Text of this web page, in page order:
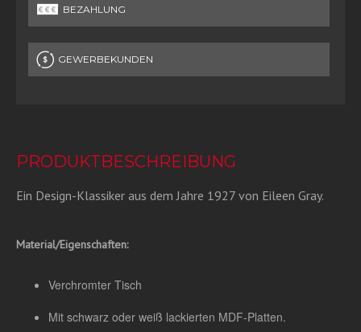
BEZAHLUNG
GEWERBEKUNDEN
PRODUKTBESCHREIBUNG
Ein Design-Klassiker aus dem Jahre 1927 von Eileen Gray.
Material/Eigenschaften:
Verchromter Tisch
Mit schwarz oder weiß lackierten MDF-Platten.